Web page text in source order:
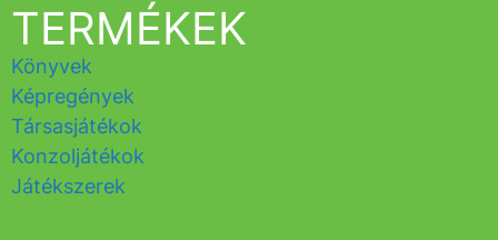
TERMÉKEK
Könyvek
Képregények
Társasjátékok
Konzoljátékok
Játékszerek